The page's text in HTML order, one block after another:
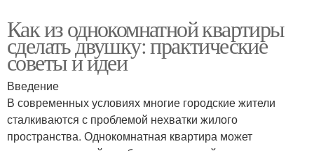
Как из однокомнатной квартиры
сделать двушку: практические
советы и идеи
Введение
В современных условиях многие городские жители
сталкиваются с проблемой нехватки жилого
пространства. Однокомнатная квартира может